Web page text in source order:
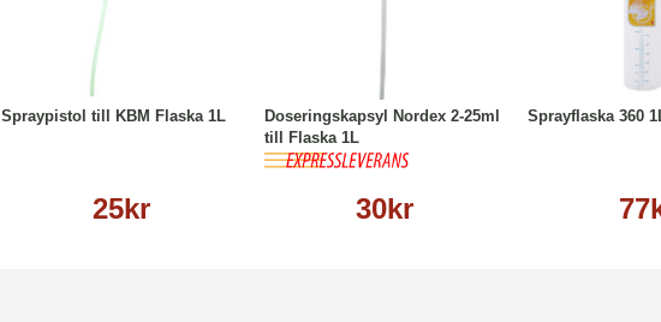
Spraypistol till KBM Flaska 1L
25kr
Doseringskapsyl Nordex 2-25ml
till Flaska 1L
30kr
Sprayflaska 360